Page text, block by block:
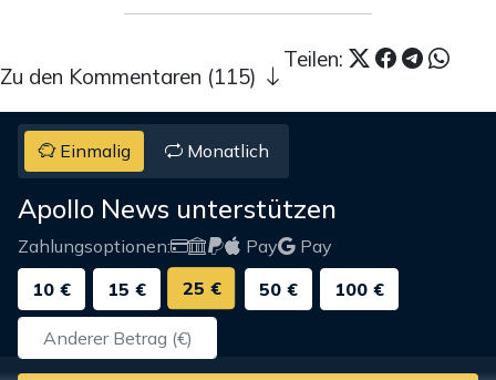
Teilen:
Zu den Kommentaren (115)
Einmalig Monatlich
Apollo News unterstützen
Zahlungsoptionen: Pay
Pay
10 €
15 € 25 € 50 € 100 €